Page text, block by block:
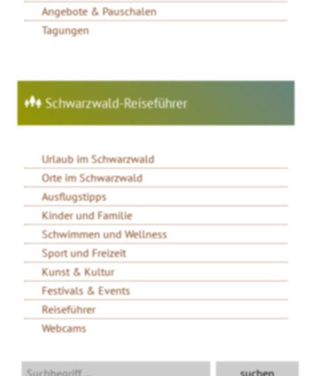
Angebote & Pauschalen
Tagungen
Schwarzwald-Reiseführer
Urlaub im Schwarzwald
Orte im Schwarzwald
Ausflugstipps
Kinder und Familie
Schwimmen und Wellness
Sport und Freizeit
Kunst & Kultur
Festivals & Events
Reiseführer
Webcams